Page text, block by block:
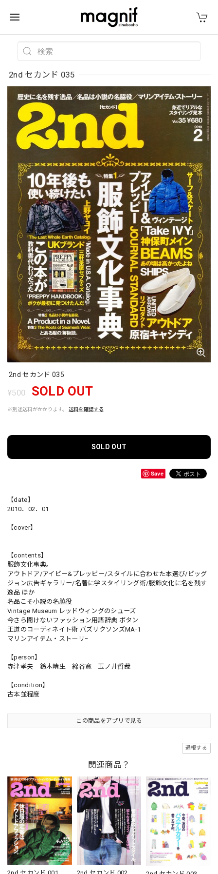
2nd セカンド 035
2nd セカンド 035
¥500 SOLD OUT
※別途送料がかかります。 送料を確認する
SOLD OUT
Save
【date】
2010．02．01
【cover】
【contents】
服飾文化事典。
アウトドア/アイビー&プレッピー/スタイルに合わせた本選び/ビッグ
ジョン広告ギャラリー/名著に学スタイリング術/服飾文化に名を残す
逸品 ほか
名品こそ小説の名脇役
Vintage Museum レッドウィングのシューズ
今さら聞けないファッション用語辞典 ボタン
王道のコーディネイト術 バズリクソンズMA-1
マリンアイテム・ストーリ−
【person】
赤津孝夫 鈴木晴生 綿谷寛 玉ノ井哲哉
【condition】
古本並程度
この商品をアプリで見る
通報する
関連商品？